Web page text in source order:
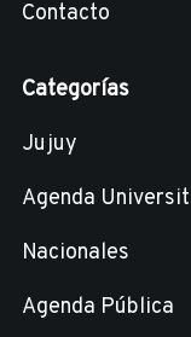
Contacto
Categorías
Jujuy
Agenda
Nacionales
Agenda Pública